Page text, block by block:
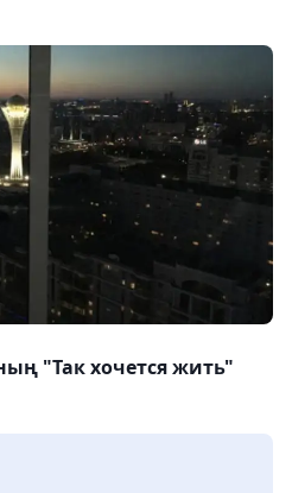
"Так хочется жить"